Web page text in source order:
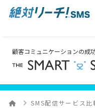
顧客コミュニケーションの成
SMS配信サービス比